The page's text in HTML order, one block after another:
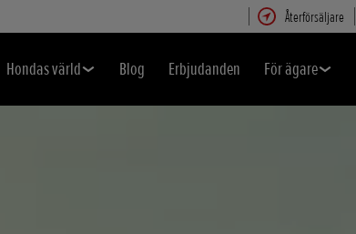
Återförsäljare
Hondas värld Blog Erbjudanden För ägare